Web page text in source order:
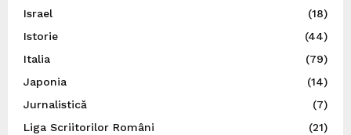
Israel
(18)
Istorie
(44)
Italia
(79)
Japonia
(14)
Jurnalistică
(7)
Liga Scriitorilor Români
(21)